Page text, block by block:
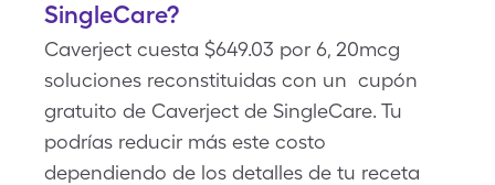
SingleCare?
Caverject cuesta $649.03 por 6, 20mcg
soluciones reconstituidas con un cupón
gratuito de Caverject de SingleCare. Tu
podrías reducir más este costo
dependiendo de los detalles de tu receta